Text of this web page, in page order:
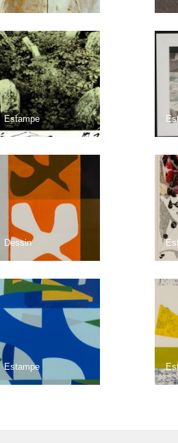
Estampe
Dessin
Estampe